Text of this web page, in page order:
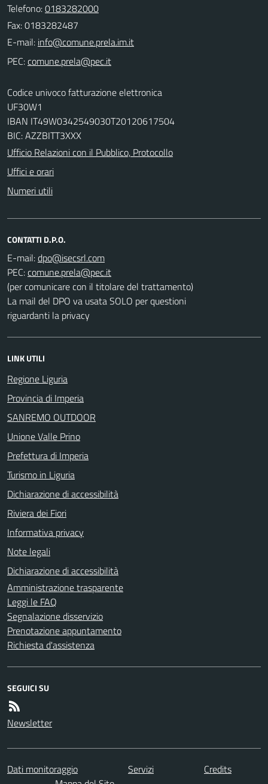
Telefono:0183282000
Fax: 0183282487
E-mail:
PEC:
Codice univoco fatturazione elettronica
UF30W1
IBAN IT49W0342549030T20120617504
BIC: AZZBITT3XXX
Ufficio Relazioni con il Pubblico, Protocollo
Uffici e orari
Numeri utili
CONTATTI D.P.O.
E-mail:
PEC:
(per comunicare con il titolare del trattamento)
La mail del DPO va usata SOLO per questioni
riguardanti la privacy
LINK UTILI
Regione Liguria
Provincia di Imperia
SANREMO OUTDOOR
Unione Valle Prino
Prefettura di Imperia
Turismo in Liguria
Dichiarazione di accessibilità
Riviera dei Fiori
Informativa privacy
Note legali
Dichiarazione di accessibilità
Amministrazione trasparente
Leggi le FAQ
Segnalazione disservizio
Prenotazione appuntamento
Richiesta d'assistenza
SEGUICI SU
Newsletter
Dati monitoraggio Servizi
Credits